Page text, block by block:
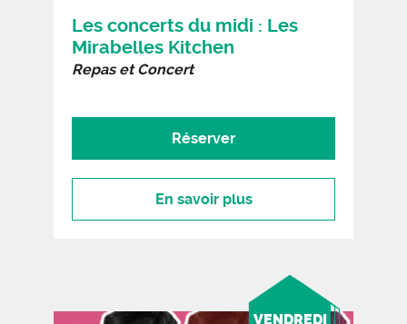
Les concerts du midi : Les
Mirabelles Kitchen
Repas et Concert
Réserver
En savoir plus
VENDREDI